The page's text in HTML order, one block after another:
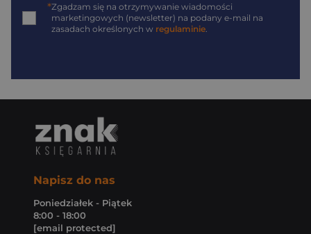
*Zgadzam się na otrzymywanie wiadomości
marketingowych (newsletter) na podany e-mail na
zasadach określonych w regulaminie.
Napisz do nas
Poniedziałek - Piątek
8:00 - 18:00
[email protected]